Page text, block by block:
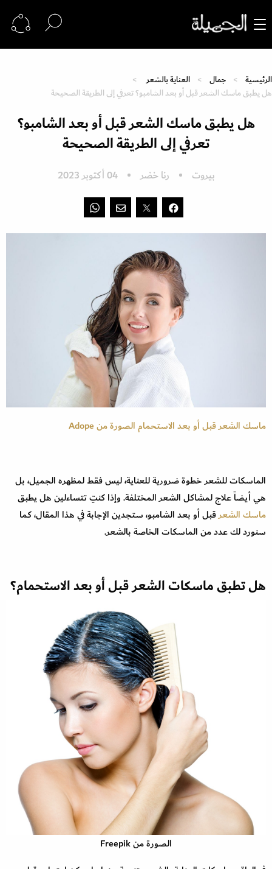
الرئيسية جمال
العناية بالشعر
هل يطبق ماسك الشعر قبل أو بعد الشامبو؟ تعرفي إلى الطريقة الصحيحة
هل يطبق ماسك الشعر قبل أو بعد الشامبو؟
تعرفي إلى الطريقة الصحيحة
بيروت رنا خضر 04 أكتوبر 2023
ماسك الشعر قبل أو بعد الاستحمام الصورة من Adope
الماسكات للشعر خطوة ضرورية للعناية، ليس فقط لمظهره الجميل، بل
هي أيضاً علاج لمشاكل الشعر المختلفة. وإذا كنتِ تتساءلين هل يطبق
ماسك الشعرقبل أو بعد الشامبو، ستجدين الإجابة في هذا المقال، كما
سنورد لك عدد من الماسكات الخاصة بالشعر.
هل تطبق ماسكات الشعر قبل أو بعد الاستحمام؟
الصورة من Freepik